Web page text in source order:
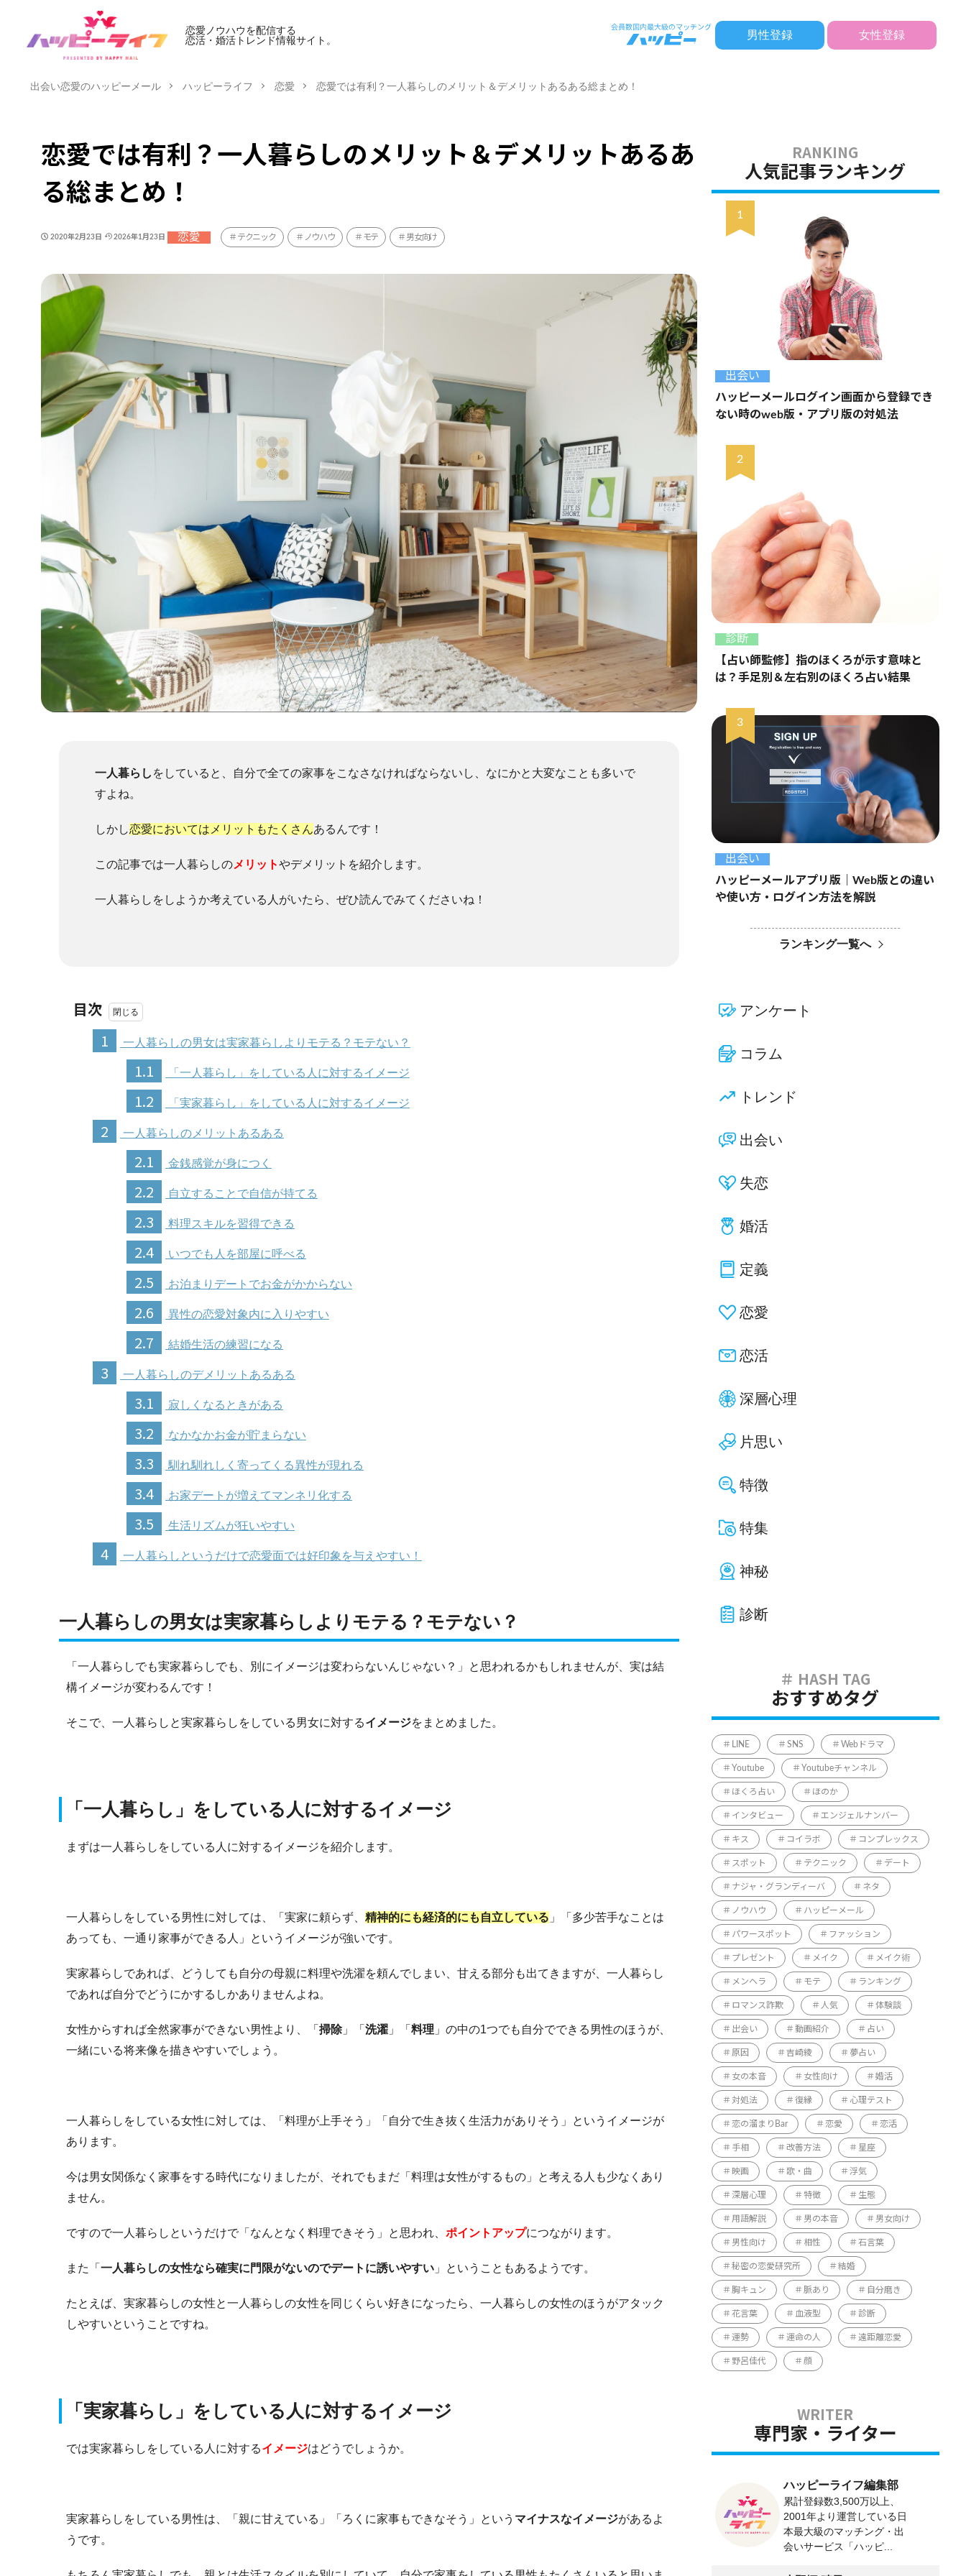
恋愛ノウハウを配信する
恋活・婚活トレンド情報サイト。
男性登録 女性登録
出会い恋愛のハッピーメール ハッピーライフ 恋愛 恋愛では有利？一人暮らしのメリット＆デメリットあるある総まとめ！
恋愛では有利？一人暮らしのメリット＆デメリットあるあ
る総まとめ！
2020年2月23日 2026年1月23日 恋愛 テクニック ノウハウ モテ 男女向け
一人暮らし をしていると、自分で全ての家事をこなさなければならないし、なにかと大変なことも多いで
すよね。
しかし恋愛においてはメリットもたくさんあるんです！
この記事では一人暮らしのメリットやデメリットを紹介します。
一人暮らしをしようか考えている人がいたら、ぜひ読んでみてくださいね！
目次
1
一人暮らしの男女は実家暮らしよりモテる？モテない？
1.1 「一人暮らし」をしている人に対するイメージ
1.2 「実家暮らし」をしている人に対するイメージ
2 一人暮らしのメリットあるある
2.1 金銭感覚が身につく
2.2 自立することで自信が持てる
2.3 料理スキルを習得できる
2.4 いつでも人を部屋に呼べる
2.5 お泊まりデートでお金がかからない
2.6 異性の恋愛対象内に入りやすい
2.7 結婚生活の練習になる
3 一人暮らしのデメリットあるある
3.1 寂しくなるときがある
3.2 なかなかお金が貯まらない
3.3 馴れ馴れしく寄ってくる異性が現れる
3.4 お家デートが増えてマンネリ化する
3.5 生活リズムが狂いやすい
4 一人暮らしというだけで恋愛面では好印象を与えやすい！
一人暮らしの男女は実家暮らしよりモテる？モテない？
「一人暮らしでも実家暮らしでも、別にイメージは変わらないんじゃない？」と思われるかもしれませんが、実は結
構イメージが変わるんです！
そこで、一人暮らしと実家暮らしをしている男女に対するイメージをまとめました。
「一人暮らし」をしている人に対するイメージ
まずは一人暮らしをしている人に対するイメージを紹介します。
一人暮らしをしている男性に対しては、「実家に頼らず、 精神的にも経済的にも自立している 」「多少苦手なことは
あっても、一通り家事ができる人」というイメージが強いです。
実家暮らしであれば、どうしても自分の母親に料理や洗濯を頼んでしまい、甘える部分も出てきますが、一人暮らし
であれば自分でどうにかするしかありませんよね。
女性からすれば全然家事ができない男性より、「 掃除」「 洗濯 」「 料理 」の中の1つでも自分でできる男性のほうが、
一緒にいる将来像を描きやすいでしょう。
一人暮らしをしている女性に対しては、「料理が上手そう」「自分で生き抜く生活力がありそう」というイメージが
あります。
今は男女関係なく家事をする時代になりましたが、それでもまだ「料理は女性がするもの」と考える人も少なくあり
ません。
ですので一人暮らしというだけで「なんとなく料理できそう」と思われ、 ポイントアップにつながります。
また「 一人暮らしの女性なら確実に門限がないのでデートに誘いやすい 」ということもあるようです。
たとえば、実家暮らしの女性と一人暮らしの女性を同じくらい好きになったら、一人暮らしの女性のほうがアタック
しやすいということですね。
「実家暮らし」をしている人に対するイメージ
では実家暮らしをしている人に対するイメージはどうでしょうか。
実家暮らしをしている男性は、「親に甘えている」「ろくに家事もできなそう」という マイナスなイメージがあるよ
うです。
人気記事ランキング
出会い
ハッピーメールログイン画面から登録でき
ない時のweb版・アプリ版の対処法
診断
【占い師監修】指のほくろが示す意味と
は？手足別＆左右別のほくろ占い結果
出会い
ハッピーメールアプリ版｜Web版との違い
や使い方・ログイン方法を解説
ランキング一覧へ
アンケート
コラム
トレンド
出会い
失恋
婚活
定義
恋愛
恋活
深層心理
片思い
特徴
特集
神秘
診断
おすすめタグ
LINE SNS Webドラマ
Youtube Youtubeチャンネル
ほくろ占い ほのか
インタビュー エンジェルナンバー
キス コイラボ コンプレックス
スポット テクニック デート
ナジャ・グランディーバ ネタ
ノウハウ ハッピーメール
パワースポット ファッション
プレゼント メイク メイク術
メンヘラ モテ ランキング
ロマンス詐欺 人気 体験談
出会い 動画紹介 占い
原因 吉崎綾 夢占い
女の本音 女性向け 婚活
対処法 復縁 心理テスト
恋の溜まりBar 恋愛 恋活
手相 改善方法 星座
映画 歌・曲 浮気
深層心理 特徴 生態
用語解説 男の本音 男女向け
男性向け 相性 石言葉
秘密の恋愛研究所 結婚
胸キュン 脈あり 自分磨き
花言葉 血液型 診断
運勢 運命の人 遠距離恋愛
野呂佳代 顔
専門家・ライター
ハッピーライフ編集部
累計登録数3,500万以上、
2001年より運営している日
本最大級のマッチング・出
会いサービス「ハッピ...